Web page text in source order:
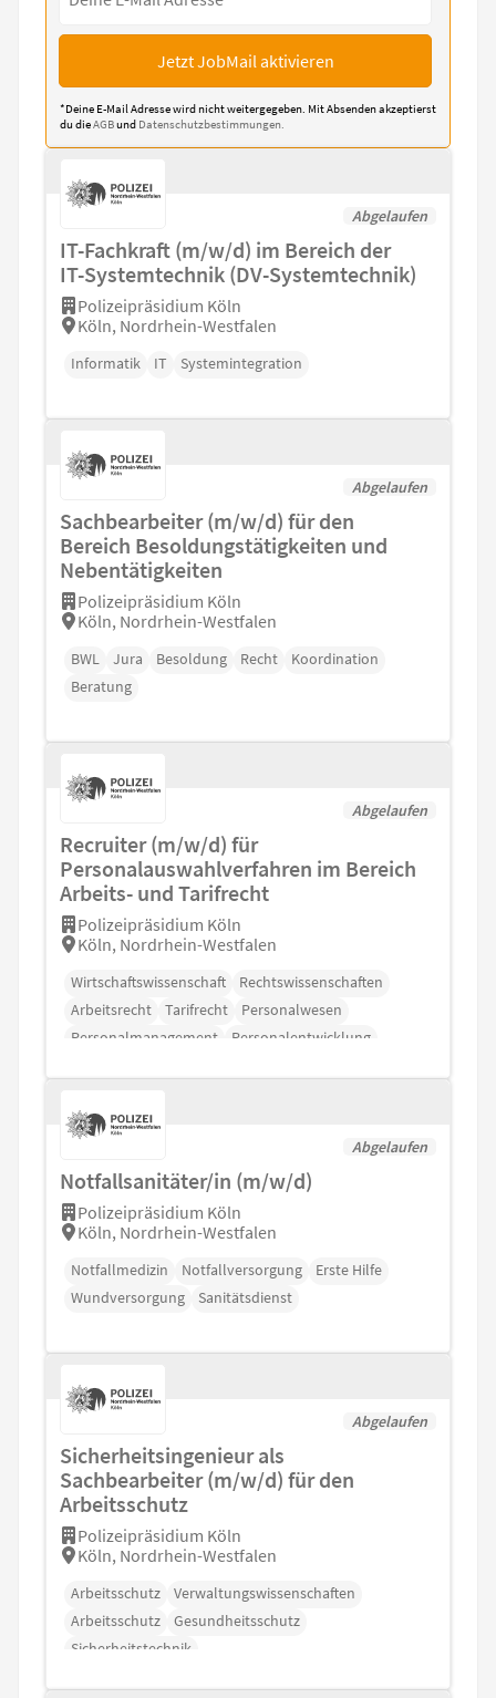
Jetzt JobMail aktivieren
*Deine E-Mail Adresse wird nicht weitergegeben. Mit Absenden akzeptierst
du dieAGBund Datenschutzbestimmungen.
Abgelaufen
IT-Fachkraft (m/w/d) im Bereich der
IT-Systemtechnik (DV-Systemtechnik)
Polizeipräsidium Köln
Köln, Nordrhein-Westfalen
Informatik IT Systemintegration
Abgelaufen
Sachbearbeiter (m/w/d) für den
Bereich Besoldungstätigkeiten und
Nebentätigkeiten
Polizeipräsidium Köln
Köln, Nordrhein-Westfalen
BWL Jura Besoldung Recht
Koordination
Beratung
Abgelaufen
Recruiter (m/w/d) für
Personalauswahlverfahren im Bereich
Arbeits- und Tarifrecht
Polizeipräsidium Köln
Köln, Nordrhein-Westfalen
Wirtschaftswissenschaft
Rechtswissenschaften
Arbeitsrecht
Tarifrecht
Personalwesen
Personalmanagement
Personalentwicklung
Abgelaufen
Notfallsanitäter/in (m/w/d)
Polizeipräsidium Köln
Köln, Nordrhein-Westfalen
Notfallmedizin Notfallversorgung
Erste Hilfe
Wundversorgung
Sanitätsdienst
Abgelaufen
Sicherheitsingenieur als
Sachbearbeiter (m/w/d) für den
Arbeitsschutz
Polizeipräsidium Köln
Köln, Nordrhein-Westfalen
Arbeitsschutz
Verwaltungswissenschaften
Arbeitsschutz
Gesundheitsschutz
Sicherheitstechnik